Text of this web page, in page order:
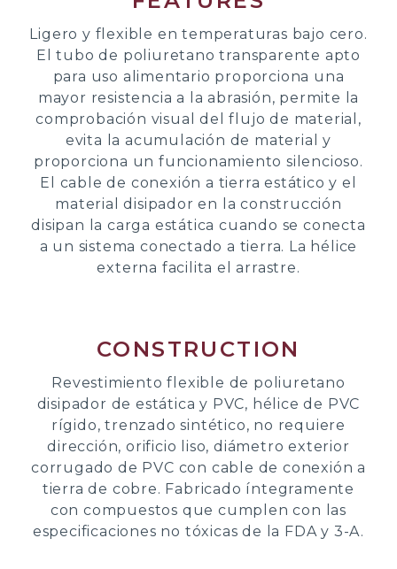
Ligero y flexible en temperaturas bajo cero.
El tubo de poliuretano transparente apto
para uso alimentario proporciona una
mayor resistencia a la abrasión, permite la
comprobación visual del flujo de material,
evita la acumulación de material y
proporciona un funcionamiento silencioso.
El cable de conexión a tierra estático y el
material disipador en la construcción
disipan la carga estática cuando se conecta
a un sistema conectado a tierra. La hélice
externa facilita el arrastre.
CONSTRUCTION
Revestimiento flexible de poliuretano
disipador de estática y PVC, hélice de PVC
rígido, trenzado sintético, no requiere
dirección, orificio liso, diámetro exterior
corrugado de PVC con cable de conexión a
tierra de cobre. Fabricado íntegramente
con compuestos que cumplen con las
especificaciones no tóxicas de la FDA y 3-A.